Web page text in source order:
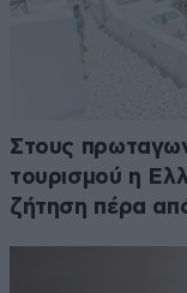
Στους
τουρισμού η
ζήτηση πέρα